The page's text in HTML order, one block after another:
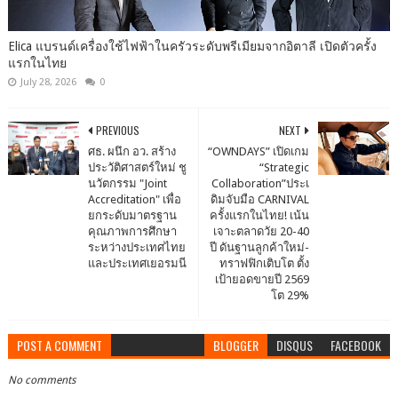
Elica แบรนด์เครื่องใช้ไฟฟ้าในครัวระดับพรีเมียมจากอิตาลี เปิดตัวครั้ง
แรกในไทย
July 28, 2026 0
NEXT
“OWNDAYS” เปิดเกม
“Strategic
Collaboration”ประเ
ดิมจับมือ CARNIVAL
ครั้งแรกในไทย! เน้น
เจาะตลาดวัย 20-40
ปี ดันฐานลูกค้าใหม่-
ทราฟฟิกเติบโต ตั้ง
เป้ายอดขายปี 2569
โต 29%
PREVIOUS
ศธ. ผนึก อว. สร้าง
ประวัติศาสตร์ใหม่ ชู
นวัตกรรม "Joint
Accreditation" เพื่อ
ยกระดับมาตรฐาน
คุณภาพการศึกษา
ระหว่างประเทศไทย
และประเทศเยอรมนี
POST A COMMENT BLOGGER DISQUS FACEBOOK
No comments